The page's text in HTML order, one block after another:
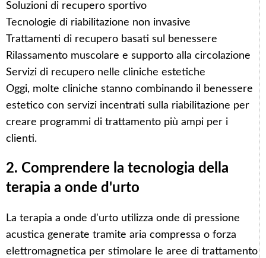
Soluzioni di recupero sportivo
Tecnologie di riabilitazione non invasive
Trattamenti di recupero basati sul benessere
Rilassamento muscolare e supporto alla circolazione
Servizi di recupero nelle cliniche estetiche
Oggi, molte cliniche stanno combinando il benessere
estetico con servizi incentrati sulla riabilitazione per
creare programmi di trattamento più ampi per i
clienti.
2. Comprendere la tecnologia della
terapia a onde d'urto
La terapia a onde d'urto utilizza onde di pressione
acustica generate tramite aria compressa o forza
elettromagnetica per stimolare le aree di trattamento